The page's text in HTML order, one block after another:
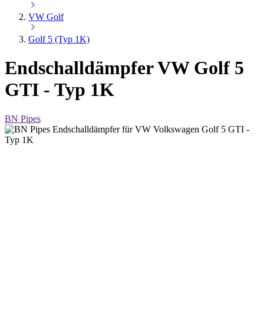
VW Golf
Golf 5 (Typ 1K)
Endschalldämpfer VW Golf 5
GTI - Typ 1K
BN Pipes